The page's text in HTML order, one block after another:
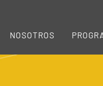
NOSOTROS